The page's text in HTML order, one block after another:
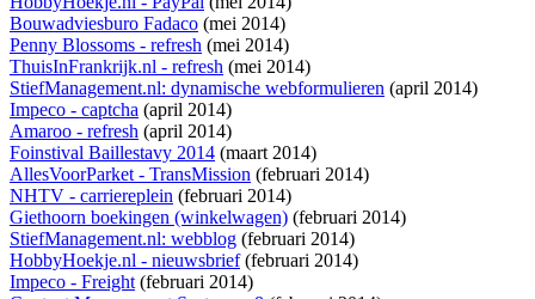
Bouwadviesburo Fadaco (mei 2014)
Penny Blossoms - refresh (mei 2014)
ThuisInFrankrijk.nl - refresh (mei 2014)
StiefManagement.nl: dynamische webformulieren (april 2014)
Impeco - captcha (april 2014)
Amaroo - refresh (april 2014)
Foinstival Baillestavy 2014 (maart 2014)
AllesVoorParket - TransMission (februari 2014)
NHTV - carriereplein (februari 2014)
Giethoorn boekingen (winkelwagen) (februari 2014)
StiefManagement.nl: webblog (februari 2014)
HobbyHoekje.nl - nieuwsbrief(februari 2014)
Impeco - Freight(februari 2014)